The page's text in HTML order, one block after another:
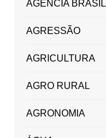
AGÊNCIA BRASIL
AGRESSÃO
AGRICULTURA
AGRO RURAL
AGRONOMIA